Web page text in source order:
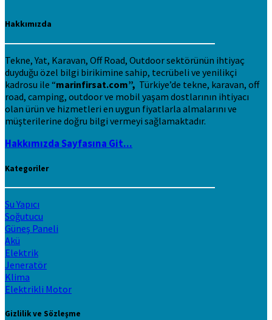
Hakkımızda
Tekne, Yat, Karavan, Off Road, Outdoor sektörünün ihtiyaç
duyduğu özel bilgi birikimine sahip, tecrübeli ve yenilikçi
kadrosu ile “marinfirsat.com”, Türkiye’de tekne, karavan, off
road, camping, outdoor ve mobil yaşam dostlarının ihtiyacı
olan ürün ve hizmetleri en uygun fiyatlarla almalarını ve
müşterilerine doğru bilgi vermeyi sağlamaktadır.
Hakkımızda Sayfasına Git...
Kategoriler
Su Yapıcı
Soğutucu
Güneş Paneli
Akü
Elektrik
Jeneratör
Klima
Elektrikli Motor
Gizlilik ve Sözleşme